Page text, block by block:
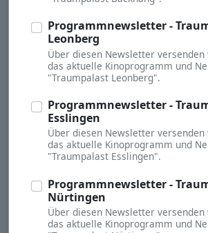
Programmnewsletter -
Leonberg
Über diesen Newsletter
das aktuelle Kinoprogramm und
"Traumpalast Leonberg".
Programmnewsletter -
Esslingen
Über diesen Newsletter
das aktuelle Kinoprogramm und
"Traumpalast Esslingen".
Programmnewsletter -
Nürtingen
Über diesen Newsletter
das aktuelle Kinoprogramm und